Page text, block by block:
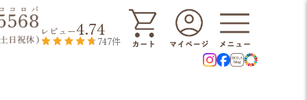
レビュー4.74
747件